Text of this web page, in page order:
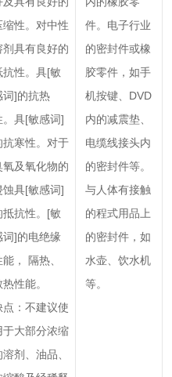
缩性。对中性
剂具有良好的
抗性。具[敏
词]的抗热
。具[敏感词]
抗寒性。对于
氧及氧化物的
蚀具[敏感词]
抵抗性。[敏
词]的电绝缘
能， 隔热、
热性能。
点：不建议使
于大部分浓缩
溶剂、油品、
件。电子行业
的密封件或橡
胶零件，如手
机按键、DVD
内的减震垫、
电缆线接头内
的密封件等。
与人体有接触
的程式用品上
的密封件，如
水壶、饮水机
等。